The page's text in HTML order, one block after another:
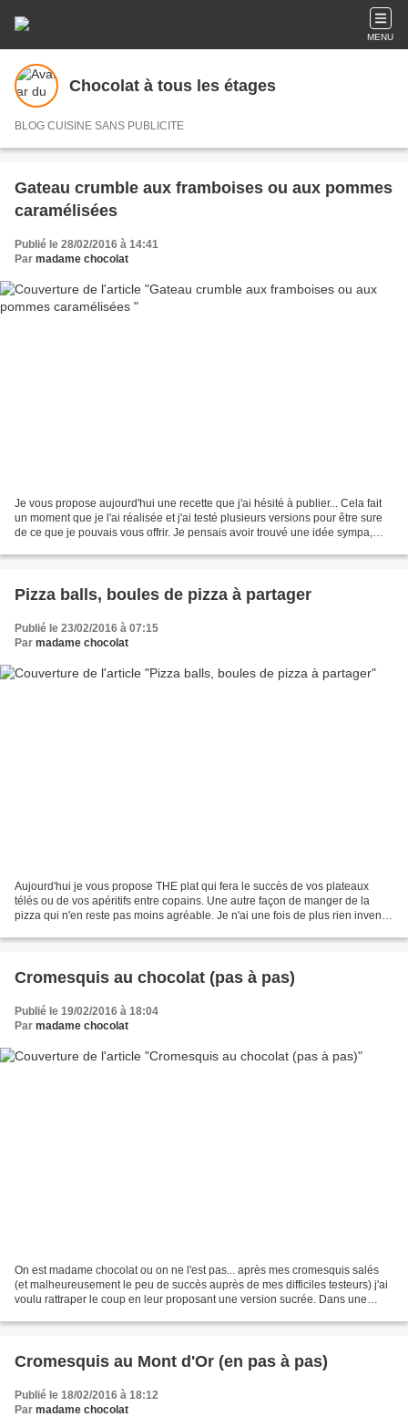
MENU
Chocolat à tous les étages
BLOG CUISINE SANS PUBLICITE
Gateau crumble aux framboises ou aux pommes
caramélisées
Publié le 28/02/2016 à 14:41
Par madame chocolat
Je vous propose aujourd'hui une recette que j'ai hésité à publier... Cela fait
un moment que je l'ai réalisée et j'ai testé plusieurs versions pour être sure
de ce que je pouvais vous offrir. Je pensais avoir trouvé une idée sympa,
Pizza balls, boules de pizza à partager
Publié le 23/02/2016 à 07:15
Par madame chocolat
Aujourd'hui je vous propose THE plat qui fera le succès de vos plateaux
télés ou de vos apéritifs entre copains. Une autre façon de manger de la
pizza qui n'en reste pas moins agréable. Je n'ai une fois de plus rien inventé,
Cromesquis au chocolat (pas à pas)
Publié le 19/02/2016 à 18:04
Par madame chocolat
On est madame chocolat ou on ne l'est pas... après mes cromesquis salés
(et malheureusement le peu de succès auprès de mes difficiles testeurs) j'ai
voulu rattraper le coup en leur proposant une version sucrée. Dans une
Cromesquis au Mont d'Or (en pas à pas)
Publié le 18/02/2016 à 18:12
Par madame chocolat